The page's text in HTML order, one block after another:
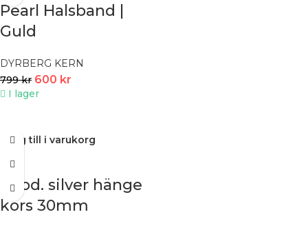
Pearl Halsband |
Guld
DYRBERG KERN
799kr 600 kr
I lager
Lägg till i varukorg
Rhod. silver hänge
kors 30mm